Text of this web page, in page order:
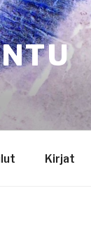
Kirjat